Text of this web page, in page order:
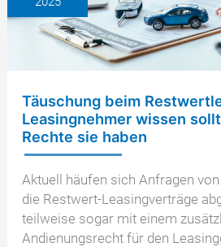
Täuschung beim
Leasingnehmer wissen
Rechte sie haben
Aktuell häufen sich Anfragen
die Restwert-Leasingverträge
teilweise sogar mit einem
Andienungsrecht für den